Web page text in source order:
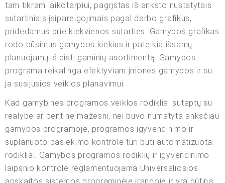
tam tikram laikotarpiui, pagrįstas iš anksto nustatytais
sutartiniais įsipareigojimais pagal darbo grafikus,
pridedamus prie kiekvienos sutarties. Gamybos grafikas
rodo būsimus gamybos kiekius ir pateikia išsamų
planuojamų išleisti gaminių asortimentą. Gamybos
programa reikalinga efektyviam įmonės gamybos ir su
ja susijusios veiklos planavimui.
Kad gamybinės programos veiklos rodikliai sutaptų su
realybe ar bent ne mažesni, nei buvo numatyta anksčiau
gamybos programoje, programos įgyvendinimo ir
suplanuoto pasiekimo kontrolė turi būti automatizuota.
rodikliai. Gamybos programos rodiklių ir įgyvendinimo
laipsnio kontrolė reglamentuojama Universaliosios